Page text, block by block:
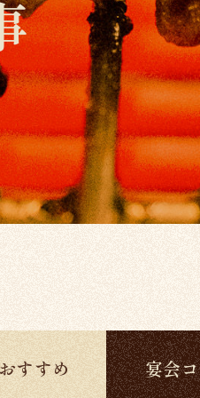
すすめ 宴会